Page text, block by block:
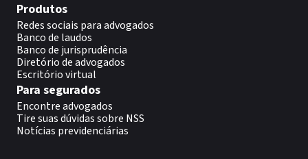
Produtos
Redes sociais para advogados
Banco de laudos
Banco de jurisprudência
Diretório de advogados
Escritório virtual
Para segurados
Encontre advogados
Tire suas dúvidas sobre NSS
Notícias previdenciárias